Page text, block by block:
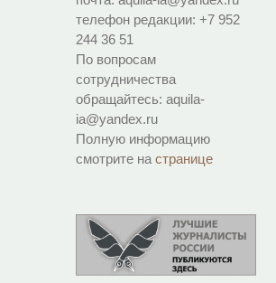
телефон редакции: +7 952
244 36 51
По вопросам
сотрудничества
обращайтесь: aquila-
ia@yandex.ru
Полную информацию
смотрите на странице